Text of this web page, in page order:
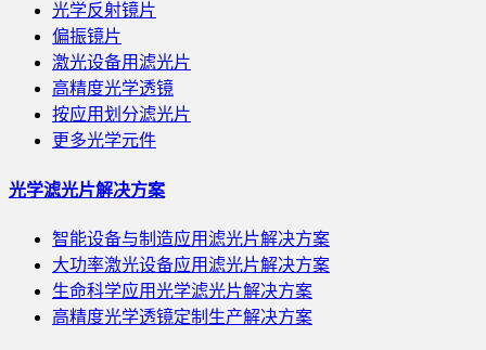
光学反射镜片
偏振镜片
激光设备用滤光片
高精度光学透镜
按应用划分滤光片
更多光学元件
光学滤光片解决方案
智能设备与制造应用滤光片解决方案
大功率激光设备应用滤光片解决方案
生命科学应用光学滤光片解决方案
高精度光学透镜定制生产解决方案